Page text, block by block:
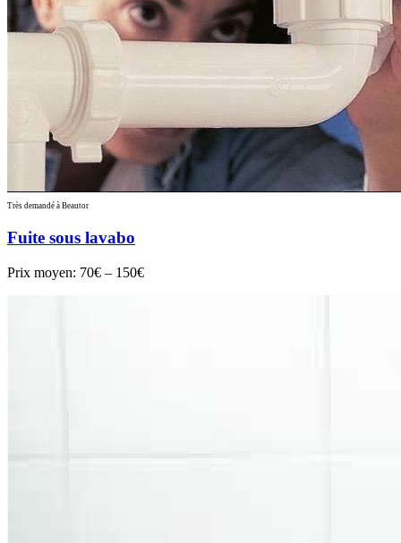
Très demandé à Beautor
Fuite sous lavabo
Prix moyen: 70€ – 150€